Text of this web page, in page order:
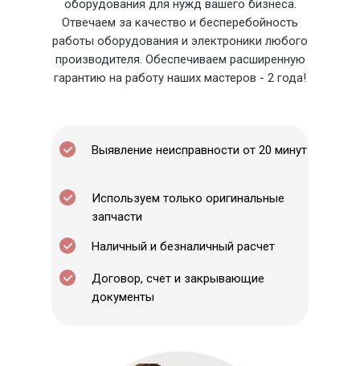
оборудования для нужд вашего бизнеса.
Отвечаем за качество и бесперебойность
работы оборудования и электроники любого
производителя. Обеспечиваем расширенную
гарантию на работу наших мастеров - 2 года!
Выявление неисправности от 20 минут
Используем только оригинальные
запчасти
Наличный и безналичный расчет
Договор, счет и закрывающие
документы